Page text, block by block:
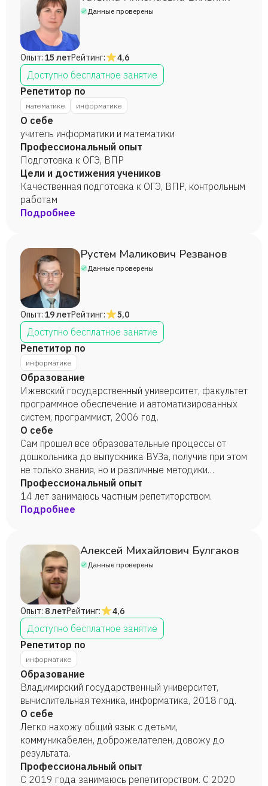
Данные проверены
Опыт: 15 летРейтинг: 4,6
Доступно бесплатное занятие
Репетитор по
математике информатике
О себе
учитель информатики и математики
Профессиональный опыт
Подготовка к ОГЭ, ВПР
Цели и достижения учеников
Качественная подготовка к ОГЭ, ВПР, контрольным
работам
Подробнее
Рустем Маликович Резванов
Данные проверены
Опыт: 19 летРейтинг: 5,0
Доступно бесплатное занятие
Репетитор по
информатике
Образование
Ижевский государственный университет, факультет
программное обеспечение и автоматизированных
систем, программист, 2006 год.
О себе
Сам прошел все образовательные процессы от
дошкольника до выпускника ВУЗа, получив при этом
не только знания, но и различные методики
преподавания. При работе в школе все полученные
знания и навыки успешно внедрялись для
преподавания различных предметов (информатика,
высоких результатов на общероссийских и
международных олимпиадах по робототехнике,
программированию. Разрабатывал свои методики
для преподавания учителями уроков по
Информатике и ИКТ, программирование. При
создании линейки курсов или преподавания всегда
придерживался принципов: структурируй
информацию, выдели необходимую для выполнения
поставленной задачи, смоделируй процесс и
результат будет 100%.
Профессиональный опыт
14 лет занимаюсь частным репетиторством.
Подробнее
Алексей Михайлович Булгаков
Данные проверены
Опыт: 8 летРейтинг: 4,6
Доступно бесплатное занятие
Репетитор по
информатике
Образование
Владимирский государственный университет,
вычислительная техника, информатика, 2018 год.
О себе
Легко нахожу общий язык с детьми,
коммуникабелен, доброжелателен, довожу до
результата.
Профессиональный опыт
С 2019 года занимаюсь репетиторством. С 2020